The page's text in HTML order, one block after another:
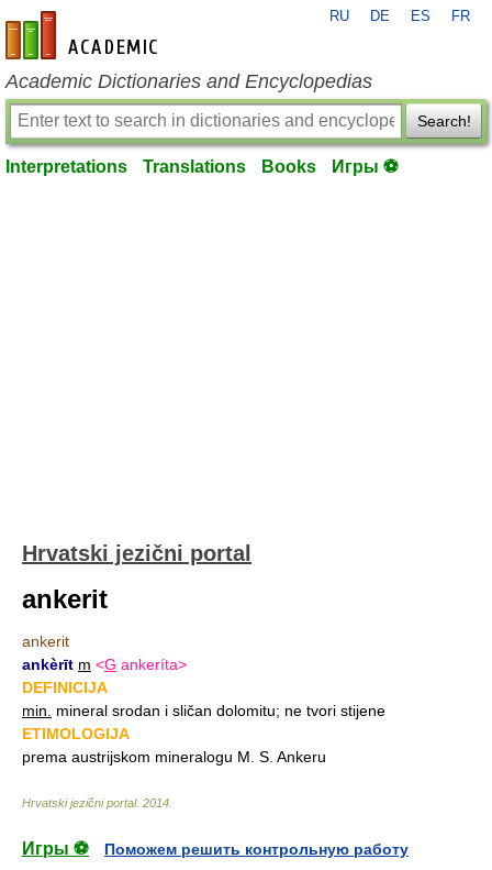
en-academic.com
RU DE ES FR
Academic Dictionaries and Encyclopedias
Search!
Interpretations Translations Books Игры ⚽
Hrvatski jezični portal
ankerit
ankerit
ankèrīt m <G ankeríta>
DEFINICIJA
min.
mineral srodan i sličan dolomitu; ne tvori stijene
ETIMOLOGIJA
prema austrijskom mineralogu M. S. Ankeru
Hrvatski jezični portal. 2014
Игры ⚽
Поможем решить контрольную работу